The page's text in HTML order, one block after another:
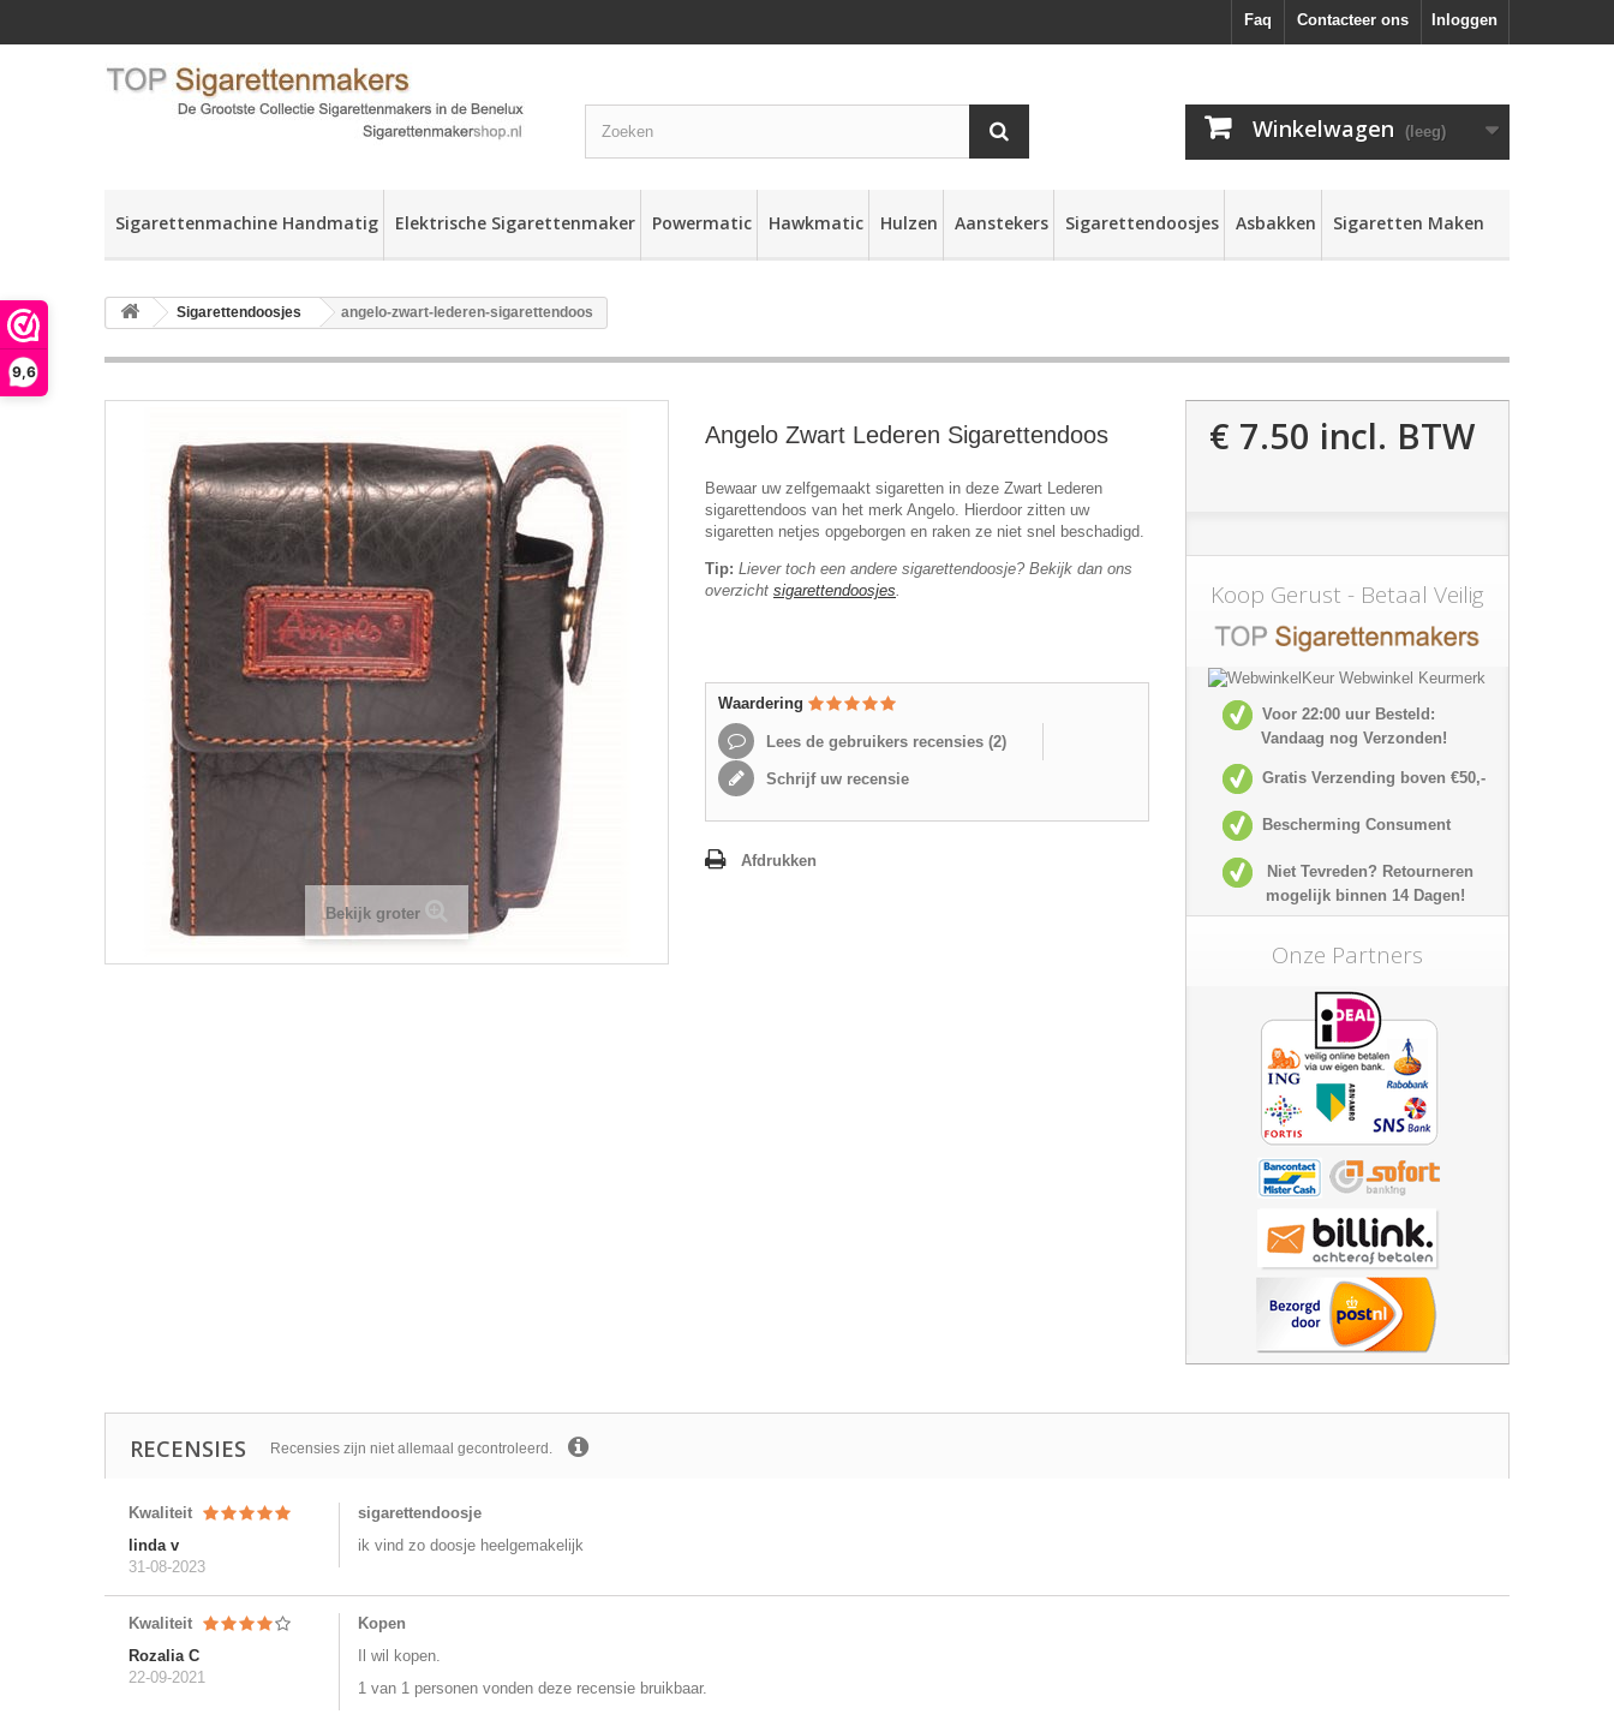
9,6
Inloggen
Contacteer ons
Faq
Winkelwagen (leeg)
Sigarettenmachine Handmatig Elektrische Sigarettenmaker Powermatic Hawkmatic Hulzen Aanstekers Sigarettendoosjes Asbakken Sigaretten Maken
Sigarettendoosjes angelo-zwart-lederen-sigarettendoos
Bekijk groter
Angelo Zwart Lederen Sigarettendoos
Bewaar uw zelfgemaakt sigaretten in deze Zwart Lederen
sigarettendoos van het merk Angelo. Hierdoor zitten uw
sigaretten netjes opgeborgen en raken ze niet snel beschadigd.
Tip: Liever toch een andere sigarettendoosje? Bekijk dan ons
overzicht sigarettendoosjes.
Waardering
Lees de gebruikers recensies (2)
Schrijf uw recensie
Afdrukken
€ 7.50 incl. BTW
Koop Gerust - Betaal Veilig
Voor 22:00 uur Besteld:
Vandaag nog Verzonden!
Gratis Verzending boven €50,-
Bescherming Consument
Niet Tevreden? Retourneren
mogelijk binnen 14 Dagen!
Onze Partners
RECENSIES Recensies zijn niet allemaal gecontroleerd.
Kwaliteit
linda v
31-08-2023
sigarettendoosje
ik vind zo doosje heelgemakelijk
Kwaliteit
Rozalia C
22-09-2021
Kopen
Il wil kopen.
1 van 1 personen vonden deze recensie bruikbaar.